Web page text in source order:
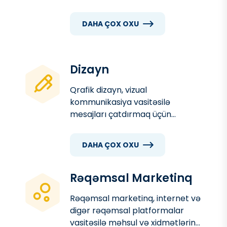
bazarlarını genişləndirməsi,
üçün əvəzolunmaz alətlərdən
birinə çevrilib.
DAHA ÇOX OXU
Dizayn
Qrafik dizayn, vizual
kommunikasiya vasitəsilə
mesajları çatdırmaq üçün
elementlərdən istifadə edən
dizayn marketinq, reklam,
brendinq və informasiya
çatdırılmasında əsas rol oynayır.
DAHA ÇOX OXU
Rəqəmsal Marketinq
Rəqəmsal marketinq, internet və
digər rəqəmsal platformalar
vasitəsilə məhsul və xidmətlərin